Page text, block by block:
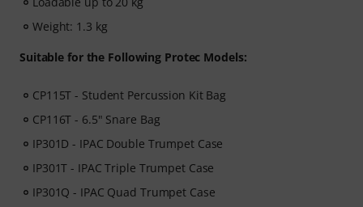
Weight: 1.3 kg
Suitable for the Following Protec Models:
CP115T - Student Percussion Kit Bag
CP116T - 6.5" Snare Bag
IP301D - IPAC Double Trumpet Case
IP301T - IPAC Triple Trumpet Case
IP301Q - IPAC Quad Trumpet Case